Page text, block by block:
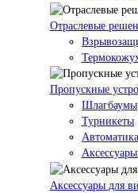
Отраслевые
Пропускные
Шлагбаумы
Турникеты
Аксессуары для